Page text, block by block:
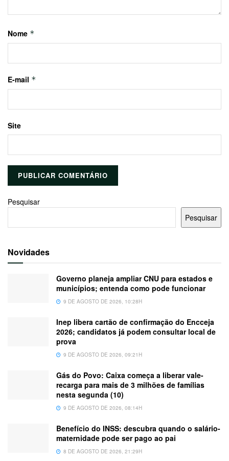
Nome *
E-mail *
Site
Pesquisar
Pesquisar
Novidades
Governo planeja ampliar CNU para estados e
municípios; entenda como pode funcionar
9 DE AGOSTO DE 2026, 10:28H
Inep libera cartão de confirmação do Encceja
2026; candidatos já podem consultar local de
prova
9 DE AGOSTO DE 2026, 09:21H
Gás do Povo: Caixa começa a liberar vale-
recarga para mais de 3 milhões de famílias
nesta segunda (10)
9 DE AGOSTO DE 2026, 08:14H
Benefício do INSS: descubra quando o salário-
maternidade pode ser pago ao pai
8 DE AGOSTO DE 2026, 21:29H